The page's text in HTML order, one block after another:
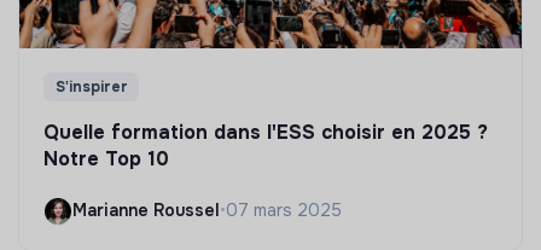
S'inspirer
Quelle formation dans l'ESS choisir en 2025 ?
Notre Top 10
Marianne Roussel •07 mars 2025